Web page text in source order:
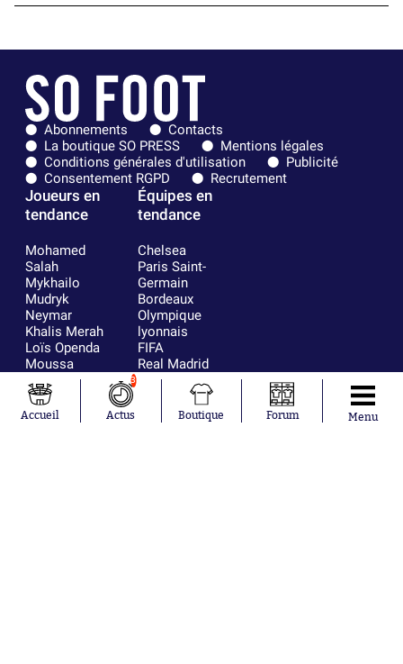
Abonnements
Contacts
La boutique SO PRESS
Mentions légales
Conditions générales d'utilisation
Publicité
Consentement RGPD
Recrutement
Joueurs en
tendance
Mohamed
Salah
Mykhailo
Mudryk
Neymar
Khalis Merah
Loïs Openda
Moussa
Niakhaté
Nicolás
Tagliafico
Équipes en
tendance
Chelsea
Paris Saint-
Germain
Bordeaux
Olympique
lyonnais
FIFA
Real Madrid
RC Strasbourg
AC Milan
Accueil
3
Actus Boutique Forum Menu